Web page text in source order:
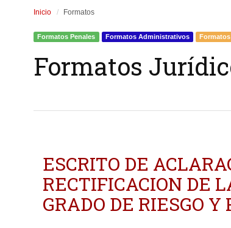
Inicio Formatos
Formatos Penales Formatos Administrativos
Formatos
ESCRITO DE
RECTIFICACION DE
GRADO DE RIESGO Y